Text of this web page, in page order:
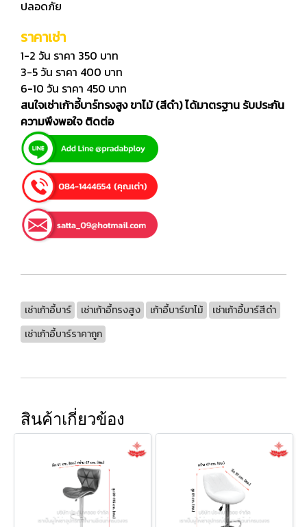
ปลอดภัย
ราคาเช่า
1-2 วัน ราคา 350 บาท
3-5 วัน ราคา 400 บาท
6-10 วัน ราคา 450 บาท
สนใจเช่าเก้าอี้บาร์ทรงสูง ขาไม้ (สีดำ) ได้มาตรฐาน รับประกัน
ความพึงพอใจ ติดต่อ
เช่าเก้าอี้บาร์ เช่าเก้าอี้ทรงสูง เก้าอี้บาร์ขาไม้
เช่าเก้าอี้บาร์สีดำ
เช่าเก้าอี้บาร์ราคาถูก
สินค้าเกี่ยวข้อง